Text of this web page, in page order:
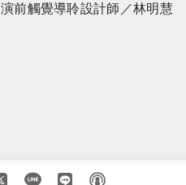
演前觸覺導聆設計師／林明慧